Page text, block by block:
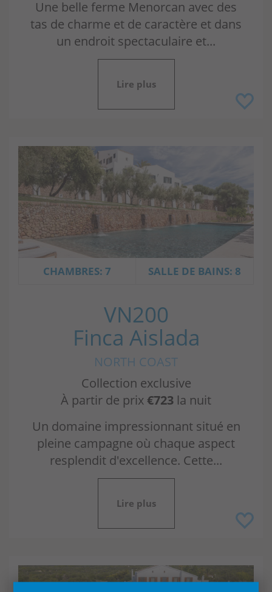
Une belle ferme Menorcan avec des
tas de charme et de caractère et dans
un endroit spectaculaire et...
Lire plus
CHAMBRES: 7 SALLE DE BAINS: 8
VN200
Finca Aislada
NORTH COAST
Collection exclusive
À partir de prix €723 la nuit
Un domaine impressionnant situé en
pleine campagne où chaque aspect
resplendit d'excellence. Cette...
Lire plus